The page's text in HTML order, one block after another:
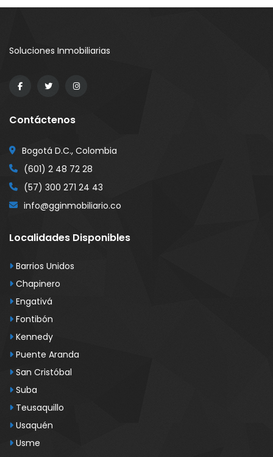
Soluciones Inmobiliarias
Contáctenos
Bogotá D.C., Colombia
(601) 2 48 72 28
(57) 300 271 24 43
info@gginmobiliario.co
Localidades Disponibles
Barrios Unidos
Chapinero
Engativá
Fontibón
Kennedy
Puente Aranda
San Cristóbal
Suba
Teusaquillo
Usaquén
Usme